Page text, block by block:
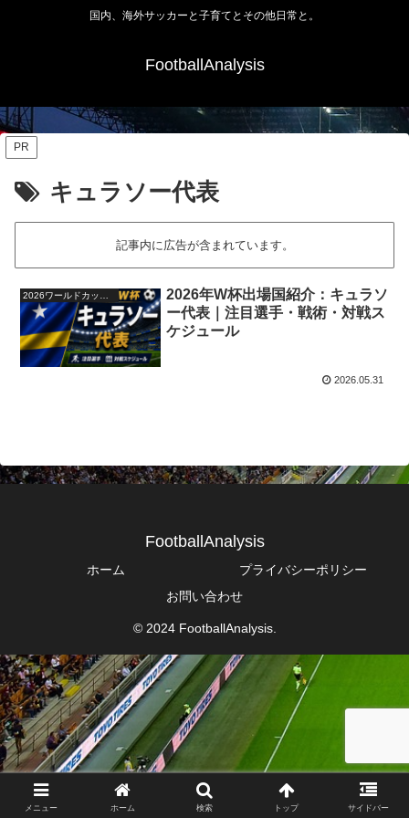
国内、海外サッカーと子育てとその他日常と。
FootballAnalysis
PR
キュラソー代表
記事内に広告が含まれています。
2026年W杯出場国紹介：キュラソ
ー代表｜注目選手・戦術・対戦ス
ケジュール
2026.05.31
FootballAnalysis
ホーム
プライバシーポリシー
お問い合わせ
© 2024 FootballAnalysis.
メニュー ホーム 検索 トップ サイドバー